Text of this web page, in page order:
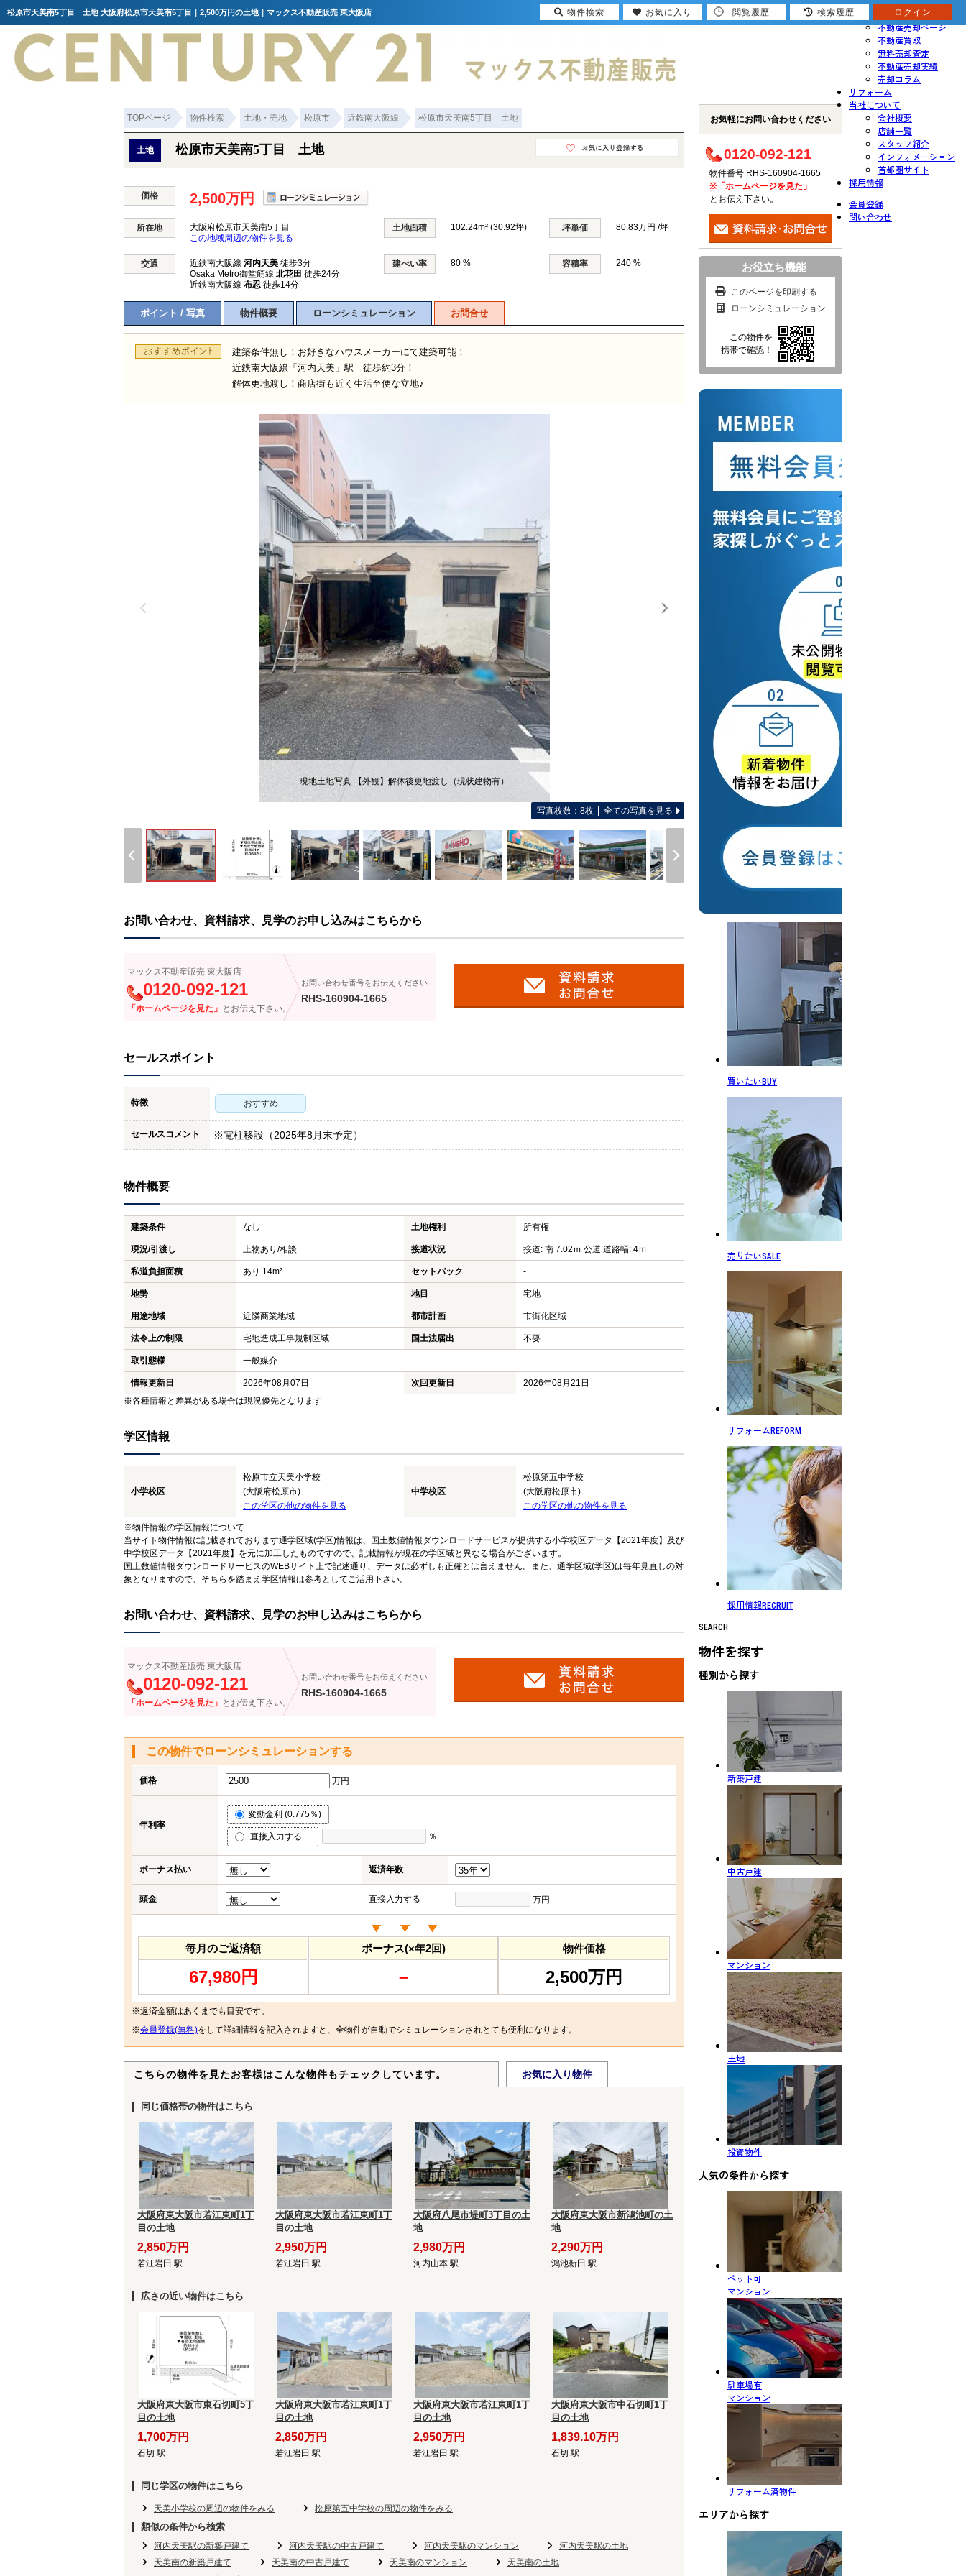
松原市天美南5丁目 土地 大阪府松原市天美南5丁目｜2,500万円の土地｜マックス不動産販売 東大阪店
売りたい
不動産売却ページ
不動産買取
無料売却査定
不動産売却実績
売却コラム
リフォーム
当社について
会社概要
店舗一覧
スタッフ紹介
インフォメーション
首都圏サイト
採用情報
会員登録
問い合わせ
TOPページ 物件検索 土地・売地 松原市 近鉄南大阪線 松原市天美南5丁目 土地
土地 松原市天美南5丁目 土地
価格 2,500万円
所在地
大阪府松原市天美南5丁目
この地域周辺の物件を見る
土地面積 102.24m² (30.92坪) 坪単価 80.83万円 /坪
交通 近鉄南大阪線 河内天美 徒歩3分
Osaka Metro御堂筋線 北花田 徒歩24分
近鉄南大阪線 布忍 徒歩14分
建ぺい率 80 % 容積率 240 %
ポイント / 写真 物件概要 ローンシミュレーション お問合せ
建築条件無し！お好きなハウスメーカーにて建築可能！
近鉄南大阪線「河内天美」駅 徒歩約3分！
解体更地渡し！商店街も近く生活至便な立地♪
現地土地写真 【外観】解体後更地渡し（現状建物有）
写真枚数：8枚 全ての写真を見る
お問い合わせ、資料請求、見学のお申し込みはこちらから
マックス不動産販売 東大阪店
0120-092-121
「ホームページを見た」 とお伝え下さい。
お問い合わせ番号をお伝えください
RHS-160904-1665
セールスポイント
特徴 おすすめ
セールスコメント ※電柱移設（2025年8月末予定）
物件概要
建築条件 なし 土地権利 所有権
現況/引渡し 上物あり/相談 接道状況 接道: 南 7.02ｍ 公道 道路幅: 4ｍ
私道負担面積 あり 14m² セットバック -
地勢 地目 宅地
用途地域 近隣商業地域 都市計画 市街化区域
法令上の制限 宅地造成工事規制区域 国土法届出 不要
取引態様 一般媒介
情報更新日 2026年08月07日 次回更新日
2026年08月21日
※各種情報と差異がある場合は現況優先となります
学区情報
小学校区
松原市立天美小学校
(大阪府松原市)
この学区の他の物件を見る
中学校区
松原第五中学校
(大阪府松原市)
この学区の他の物件を見る
※物件情報の学区情報について
当サイト物件情報に記載されております通学区域(学区)情報は、国土数値情報ダウンロードサービスが提供する小学校区データ【2021年度】及び
中学校区データ【2021年度】を元に加工したものですので、記載情報が現在の学区域と異なる場合がございます。
国土数値情報ダウンロードサービスのWEBサイト上で記述通り、データは必ずしも正確とは言えません。また、通学区域(学区)は毎年見直しの対
象となりますので、そちらを踏まえ学区情報は参考としてご活用下さい。
お問い合わせ、資料請求、見学のお申し込みはこちらから
マックス不動産販売 東大阪店
0120-092-121
「ホームページを見た」 とお伝え下さい。
お問い合わせ番号をお伝えください
RHS-160904-1665
この物件でローンシミュレーションする
価格 万円
年利率
変動金利 (0.775％)
直接入力する ％
ボーナス払い 返済年数
頭金 直接入力する 万円
毎月のご返済額
67,980円
ボーナス(×年2回)
－
物件価格
2,500万円
※返済金額はあくまでも目安です。
※会員登録(無料)をして詳細情報を記入されますと、全物件が自動でシミュレーションされとても便利になります。
こちらの物件を見たお客様はこんな物件もチェックしています。 お気に入り物件
同じ価格帯の物件はこちら
大阪府東大阪市若江東町1丁
目の土地
2,850万円
若江岩田 駅
大阪府東大阪市若江東町1丁
目の土地
2,950万円
若江岩田 駅
大阪府八尾市堤町3丁目の土
地
2,980万円
河内山本 駅
大阪府東大阪市新鴻池町の土
地
2,290万円
鴻池新田 駅
広さの近い物件はこちら
大阪府東大阪市東石切町5丁
目の土地
1,700万円
石切 駅
大阪府東大阪市若江東町1丁
目の土地
2,850万円
若江岩田 駅
大阪府東大阪市若江東町1丁
目の土地
2,950万円
若江岩田 駅
大阪府東大阪市中石切町1丁
目の土地
1,839.10万円
石切 駅
同じ学区の物件はこちら
天美小学校の周辺の物件をみる 松原第五中学校の周辺の物件をみる
類似の条件から検索
河内天美駅の新築戸建て 河内天美駅の中古戸建て 河内天美駅のマンション
河内天美駅の土地
天美南の新築戸建て
天美南の中古戸建て 天美南のマンション 天美南の土地
お気軽にお問い合わせください
0120-092-121
物件番号 RHS-160904-1665
※「ホームページを見た」
とお伝え下さい。
お役立ち機能
このページを印刷する
ローンシミュレーション
この物件を
携帯で確認！
買いたい BUY
売りたいSALE
リフォーム REFORM
採用情報 RECRUIT
SEARCH
物件を探す
種別から探す
新築戸建
中古戸建
マンション
土地
投資物件
人気の条件から探す
ペット可
マンション
駐車場有
マンション
リフォーム済物件
エリアから探す
物件検索 お気に入り 閲覧履歴 検索履歴 ログイン